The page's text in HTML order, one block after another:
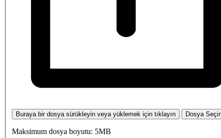
Buraya bir dosya sürükleyin veya yüklemek için tıklayın Dosya
Maksimum dosya boyutu: 5MB